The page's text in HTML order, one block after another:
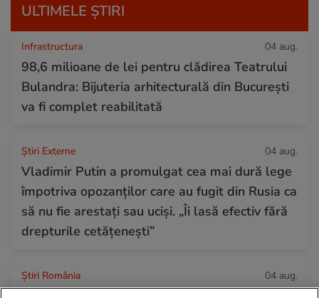
ULTIMELE ȘTIRI
Infrastructura 04 aug.
98,6 milioane de lei pentru clădirea Teatrului
Bulandra: Bijuteria arhitecturală din București
va fi complet reabilitată
Știri Externe 04 aug.
Vladimir Putin a promulgat cea mai dură lege
împotriva opozanților care au fugit din Rusia ca
să nu fie arestați sau uciși. „Îi lasă efectiv fără
drepturile cetățenești”
Știri România 04 aug.